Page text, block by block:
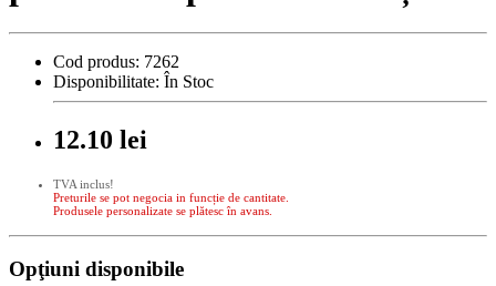
Cod produs: 7262
Disponibilitate: În Stoc
12.10 lei
TVA inclus!
Preturile se pot negocia in funcție de cantitate.
Produsele personalizate se plătesc în avans.
Opţiuni disponibile